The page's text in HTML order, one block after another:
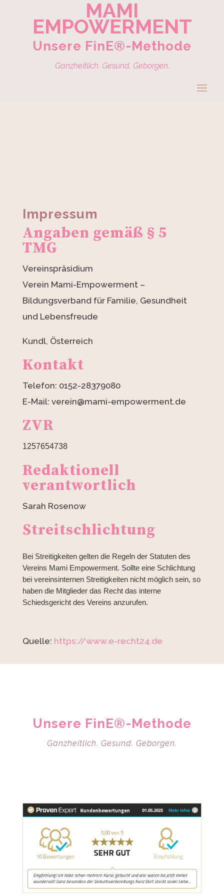
MAMI
EMPOWERMENT
Unsere FinE®-Methode
Ganzheitlich. Gesund. Geborgen.
Impressum
Angaben gemäß § 5
TMG
Vereinspräsidium
Verein Mami-Empowerment –
Bildungsverband für Familie, Gesundheit
und Lebensfreude
Kundl, Österreich
Kontakt
Telefon: 0152-28379080
E-Mail: verein@mami-empowerment.de
ZVR
1257654738
Redaktionell
verantwortlich
Sarah Rosenow
Streitschlichtung
Bei Streitigkeiten gelten die Regeln der Statuten des
Vereins Mami Empowerment. Sollte eine Schlichtung
bei vereinsinternen Streitigkeiten nicht möglich sein, so
haben die Mitglieder das Recht das interne
Schiedsgericht des Vereins anzurufen.
Quelle: https://www.e-recht24.de
Unsere FinE®-Methode
Ganzheitlich. Gesund. Geborgen.